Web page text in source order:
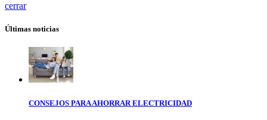
cerrar
Últimas noticias
CONSEJOS PARA AHORRAR ELECTRICIDAD